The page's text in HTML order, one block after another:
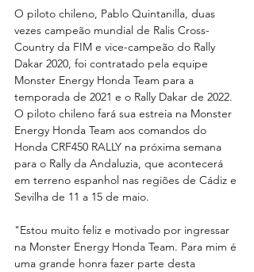
O piloto chileno, Pablo Quintanilla, duas
vezes campeão mundial de Ralis Cross-
Country da FIM e vice-campeão do Rally
Dakar 2020, foi contratado pela equipe
Monster Energy Honda Team para a
temporada de 2021 e o Rally Dakar de 2022.
O piloto chileno fará sua estreia na Monster
Energy Honda Team aos comandos do
Honda CRF450 RALLY na próxima semana
para o Rally da Andaluzia, que acontecerá
em terreno espanhol nas regiões de Cádiz e
Sevilha de 11 a 15 de maio.
"Estou muito feliz e motivado por ingressar
na Monster Energy Honda Team. Para mim é
uma grande honra fazer parte desta